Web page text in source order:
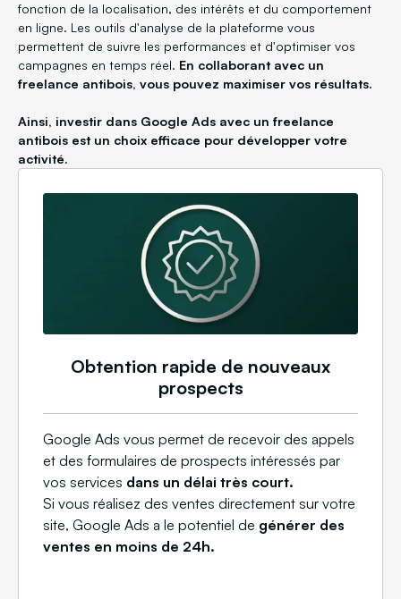
fonction de la localisation, des intérêts et du comportement
en ligne. Les outils d'analyse de la plateforme vous
permettent de suivre les performances et d'optimiser vos
campagnes en temps réel. En collaborant avec un
freelance antibois, vous pouvez maximiser vos résultats.
Ainsi, investir dans Google Ads avec un freelance
antibois est un choix efficace pour développer votre
activité.
Obtention rapide de nouveaux
prospects
Google Ads vous permet de recevoir des appels
et des formulaires de prospects intéressés par
vos services dans un délai très court.
Si vous réalisez des ventes directement sur votre
site, Google Ads a le potentiel de générer des
ventes en moins de 24h.